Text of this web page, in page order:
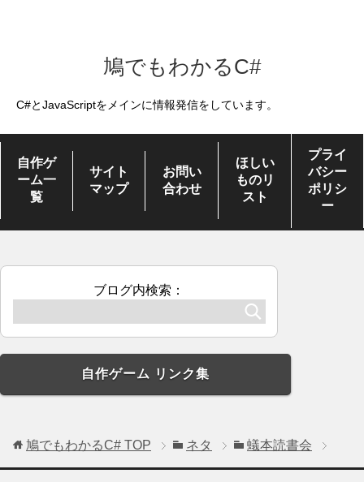
鳩でもわかるC#
C#とJavaScriptをメインに情報発信をしています。
自作ゲ
ーム一
覧
サイト
マップ
お問い
合わせ
ほしい
ものリ
スト
プライ
バシー
ポリシ
ー
ブログ内検索：
自作ゲーム リンク集
鳩でもわかるC# TOP ネタ 蟻本読書会